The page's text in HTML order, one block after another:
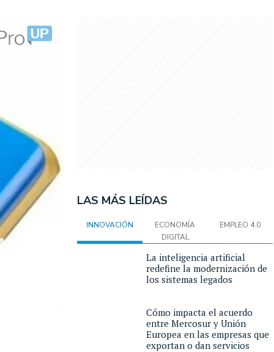
LAS MÁS LEÍDAS
INNOVACIÓN
ECONOMÍA
DIGITAL
EMPLEO 4.0
La inteligencia artificial
redefine la modernización de
los sistemas legados
Cómo impacta el acuerdo
entre Mercosur y Unión
Europea en las empresas que
exportan o dan servicios